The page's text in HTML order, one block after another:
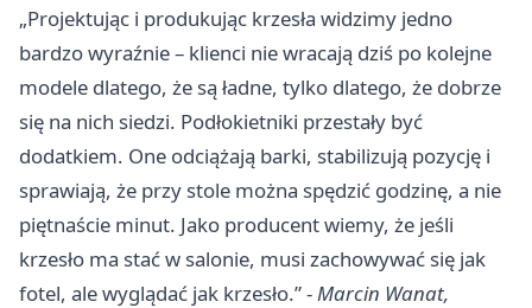
„Projektując i produkując krzesła widzimy jedno
bardzo wyraźnie – klienci nie wracają dziś po kolejne
modele dlatego, że są ładne, tylko dlatego, że dobrze
się na nich siedzi. Podłokietniki przestały być
dodatkiem. One odciążają barki, stabilizują pozycję i
sprawiają, że przy stole można spędzić godzinę, a nie
piętnaście minut. Jako producent wiemy, że jeśli
krzesło ma stać w salonie, musi zachowywać się jak
fotel, ale wyglądać jak krzesło.” -Marcin Wanat,